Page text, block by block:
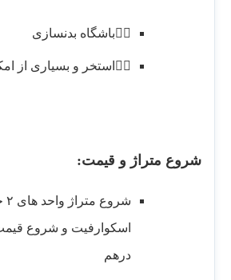
🏋️‍♂️باشگاه بدنسازی
🏊‍♂️استخر و بسیاری از
شروع متراژ و قیمت:
درهم